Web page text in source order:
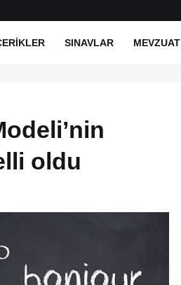
SINAVLAR MEVZUAT
oldu